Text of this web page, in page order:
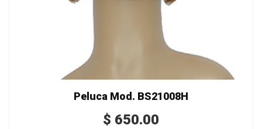
Peluca Mod. BS21008H
$ 650.00